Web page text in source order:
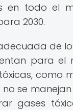
en todo el
2030.
de
para el
como
se
gases